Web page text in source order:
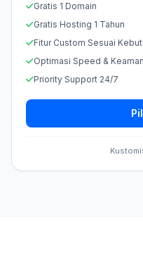
Gratis 1 Domain
Gratis Hosting 1 Tahun
Fitur Custom Sesuai
Optimasi Speed &
Priority Support 24/7